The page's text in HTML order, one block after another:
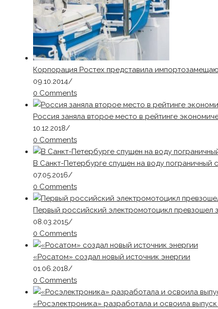
Корпорация Ростех представила
09.10.2014/
0 Comments
Россия заняла второе место в рейтинге
10.12.2018/
0 Comments
В Санкт-Петербурге спущен на воду
07.05.2016/
0 Comments
Первый российский электромотоцикл превзошел
08.03.2015/
0 Comments
«Росатом» создал новый источник энергии
01.06.2018/
0 Comments
«Росэлектроника» разработала и освоила